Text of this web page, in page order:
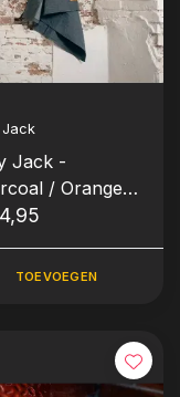
Jack
Jack -
/ Orange
TOEVOEGEN